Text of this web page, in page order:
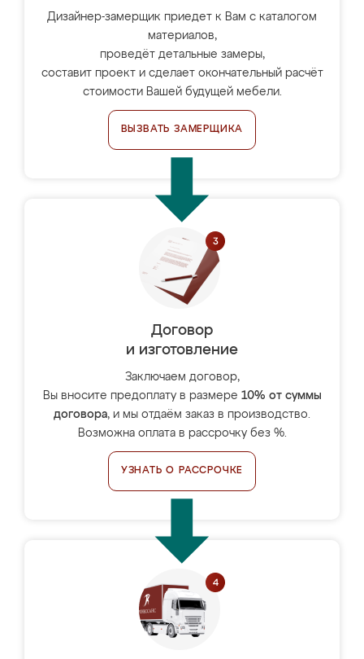
Дизайнер-замерщик приедет к Вам с каталогом
материалов,
проведёт детальные замеры,
составит проект и сделает окончательный расчёт
стоимости Вашей будущей мебели.
ВЫЗВАТЬ ЗАМЕРЩИКА
Договор
и изготовление
Заключаем договор,
Вы вносите предоплату в размере 10% от суммы
договора, и мы отдаём заказ в производство.
Возможна оплата в рассрочку без %.
УЗНАТЬ О РАССРОЧКЕ